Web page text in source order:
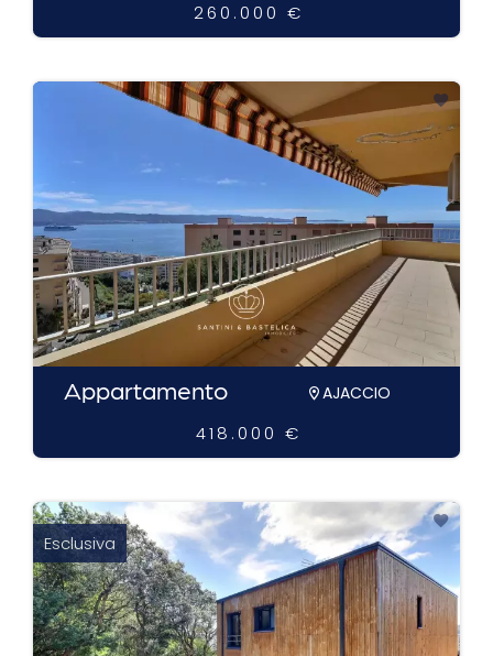
260.000 €
Appartamento AJACCIO
418.000 €
Esclusiva